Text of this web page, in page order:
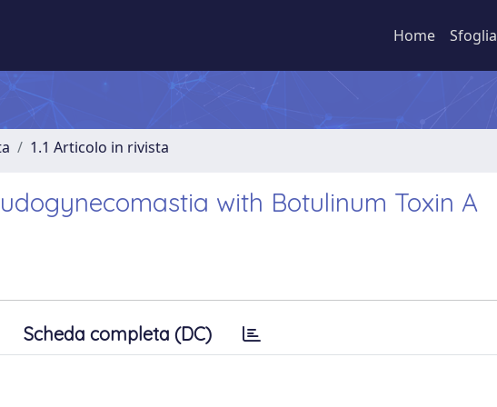
Home Sfoglia
1.1 Articolo in rivista
with Botulinum Toxin A
Scheda completa (DC)